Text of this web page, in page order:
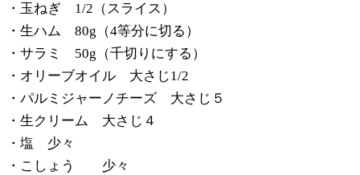
・玉ねぎ 1/2（スライス）
・生ハム 80g（4等分に切る）
・サラミ 50g（千切りにする）
・オリーブオイル 大さじ1/2
・パルミジャーノチーズ 大さじ５
・生クリーム 大さじ４
・塩 少々
・こしょう 少々